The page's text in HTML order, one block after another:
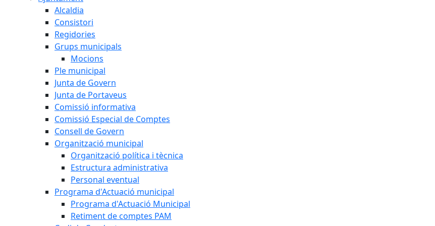
Alcaldia
Consistori
Regidories
Grups municipals
Mocions
Ple municipal
Junta de Govern
Junta de Portaveus
Comissió informativa
Comissió Especial de Comptes
Consell de Govern
Organització municipal
Organització política i tècnica
Estructura administrativa
Personal eventual
Programa d'Actuació municipal
Programa d'Actuació Municipal
Retiment de comptes PAM